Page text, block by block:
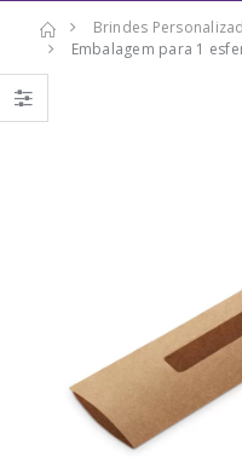
Brindes
Embalagem para 1